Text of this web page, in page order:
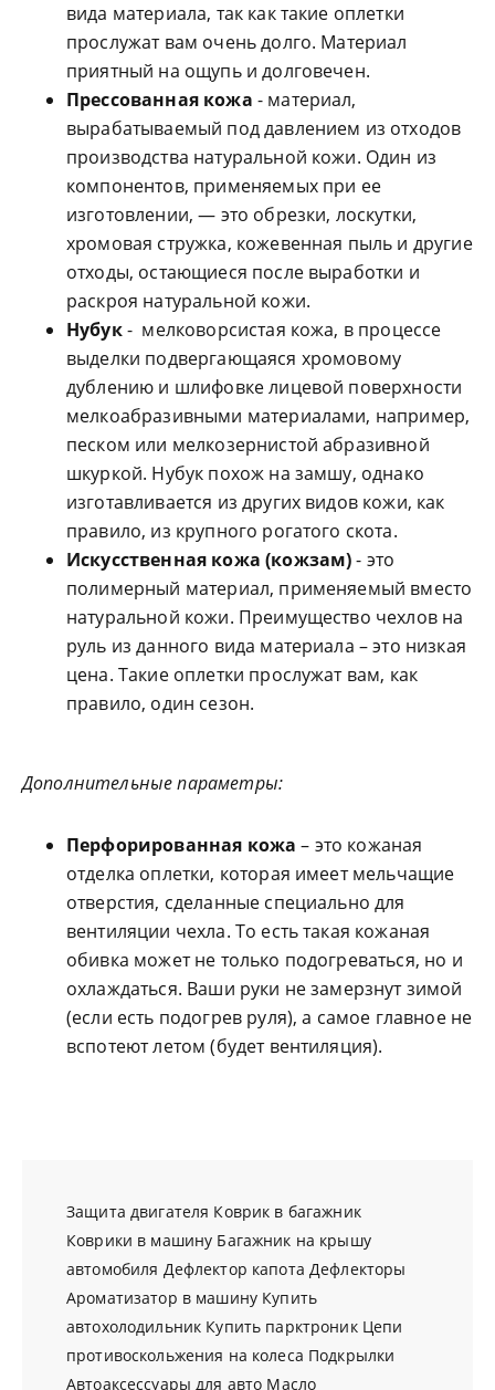
вида материала, так как такие оплетки
прослужат вам очень долго. Материал
приятный на ощупь и долговечен.
Прессованная кожа - материал,
вырабатываемый под давлением из отходов
производства натуральной кожи. Один из
компонентов, применяемых при ее
изготовлении, — это обрезки, лоскутки,
хромовая стружка, кожевенная пыль и другие
отходы, остающиеся после выработки и
раскроя натуральной кожи.
Нубук- мелковорсистая кожа, в процессе
выделки подвергающаяся хромовому
дублению и шлифовке лицевой поверхности
мелкоабразивными материалами, например,
песком или мелкозернистой абразивной
шкуркой. Нубук похож на замшу, однако
изготавливается из других видов кожи, как
правило, из крупного рогатого скота.
Искусственная кожа (кожзам)- это
полимерный материал, применяемый вместо
натуральной кожи. Преимущество чехлов на
руль из данного вида материала – это низкая
цена. Такие оплетки прослужат вам, как
правило, один сезон.
Дополнительные параметры:
Перфорированная кожа – это кожаная
отделка оплетки, которая имеет мельчащие
отверстия, сделанные специально для
вентиляции чехла. То есть такая кожаная
обивка может не только подогреваться, но и
охлаждаться. Ваши руки не замерзнут зимой
(если есть подогрев руля), а самое главное не
вспотеют летом (будет вентиляция).
Защита двигателя Коврик в багажник
Коврики в машину Багажник на крышу
автомобиля Дефлектор капота Дефлекторы
Ароматизатор в машину Купить
автохолодильник Купить парктроник Цепи
противоскольжения на колеса Подкрылки
Автоаксессуары для авто Масло